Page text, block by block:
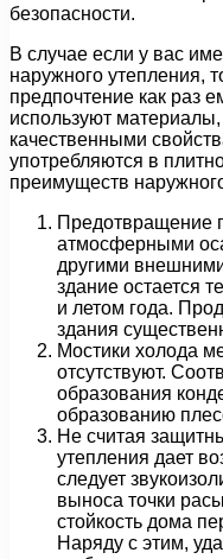
безопасности.
В случае если у вас
наружного утепления,
предпочтение как раз
используют
качественными
употребляются в
преимуществ
Предотвращение
атмосферными
другими
здание остается
и летом года.
здания
Мостики холода
отсутствуют.
образования
образованию
Не считая
утепления дает
следует
выноса точки
стойкость дома
Наряду с этим,